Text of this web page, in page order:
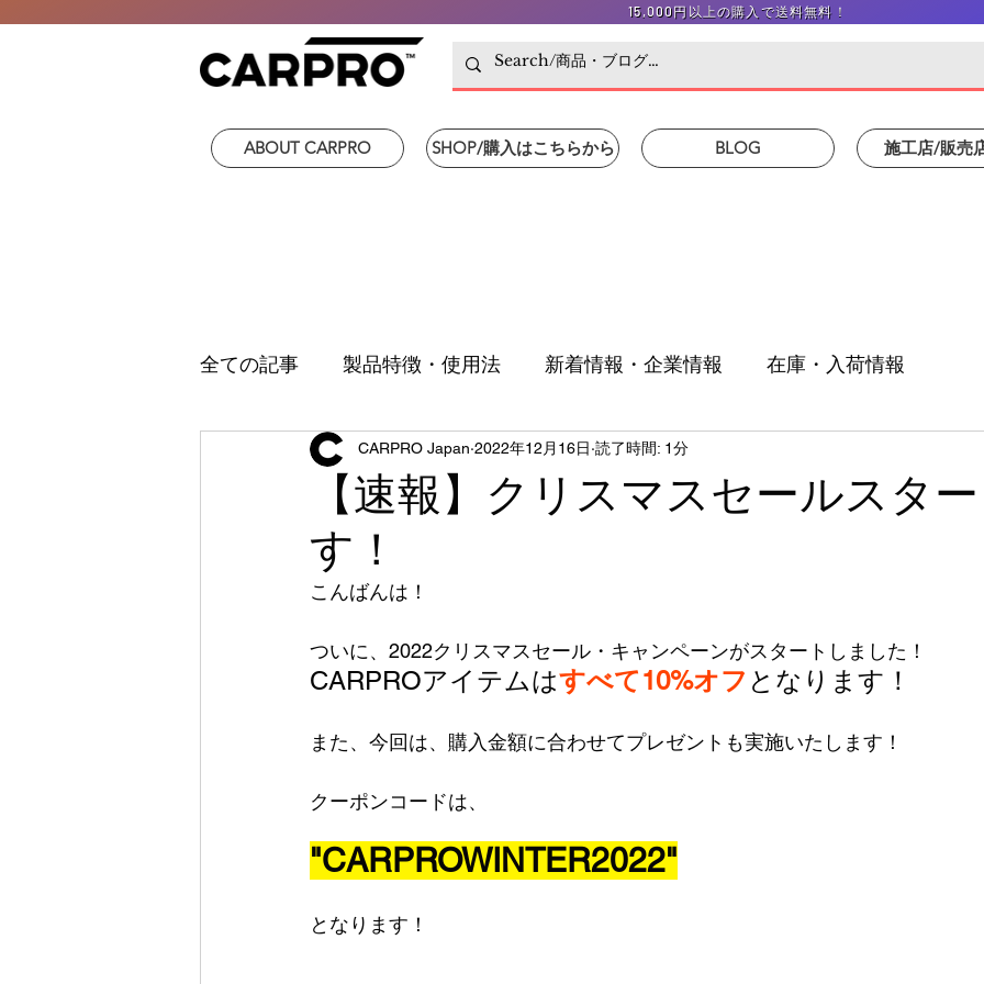
15,000円以上の購入で送料無料！
ABOUT CARPRO SHOP/購入はこちらから BLOG 施工店/販売
全ての記事 製品特徴・使用法 新着情報・企業情報 在庫・入荷情報
【速報】クリスマスセールスタ
す！
CARPRO Japan 2022年12月16日 読了時間: 1分
こんばんは！
ついに、2022クリスマスセール・キャンペーンがスタートしました！
CARPROアイテムはすべて10%オフ となります！
また、今回は、購入金額に合わせてプレゼントも実施いたします！
クーポンコードは、
"CARPROWINTER2022"
となります！